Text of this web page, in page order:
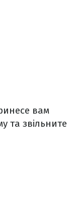
вам
та звільните